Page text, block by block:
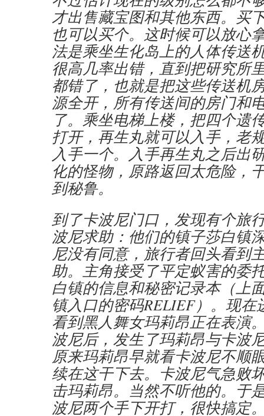
才出售藏宝图和其他东西。买
也可以买个。这时候可以放心
法是乘坐生化岛上的人体传送
很高几率出错，直到把研究所
都错了，也就是把这些传送机
源全开，所有传送间的房门和
了。乘坐电梯上楼，把四个遗
打开，再生丸就可以入手，老
入手一个。入手再生丸之后出
化的怪物，原路返回太危险，
到秘鲁。
到了卡波尼门口，发现有个旅
波尼求助：他们的镇子莎白镇
尼没有同意，旅行者回头看到
助。主角接受了平定蚁害的委
白镇的信息和秘密记录本（上
镇入口的密码RELIEF）。现在
看到黑人舞女玛莉昂正在表演
波尼后，发生了玛莉昂与卡波
原来玛莉昂早就看卡波尼不顺
续在这干下去。卡波尼气急败
击玛莉昂。当然不听他的。于
波尼两个手下开打，很快搞定